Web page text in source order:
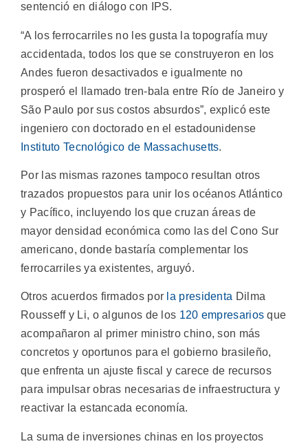
sentenció en diálogo con IPS.
“A los ferrocarriles no les gusta la topografía muy
accidentada, todos los que se construyeron en los
Andes fueron desactivados e igualmente no
prosperó el llamado tren-bala entre Río de Janeiro y
São Paulo por sus costos absurdos”, explicó este
ingeniero con doctorado en el estadounidense
Instituto Tecnológico de Massachusetts.
Por las mismas razones tampoco resultan otros
trazados propuestos para unir los océanos Atlántico
y Pacífico, incluyendo los que cruzan áreas de
mayor densidad económica como las del Cono Sur
americano, donde bastaría complementar los
ferrocarriles ya existentes, arguyó.
Otros acuerdos firmados por la presidenta Dilma
Rousseff y Li, o algunos de los 120 empresarios que
acompañaron al primer ministro chino, son más
concretos y oportunos para el gobierno brasileño,
que enfrenta un ajuste fiscal y carece de recursos
para impulsar obras necesarias de infraestructura y
reactivar la estancada economía.
La suma de inversiones chinas en los proyectos